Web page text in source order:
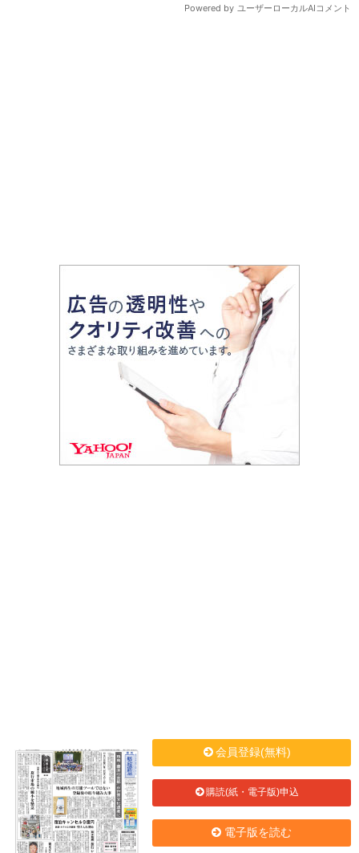
会員登録(無料)
購読(紙・電子版)申込
電子版を読む